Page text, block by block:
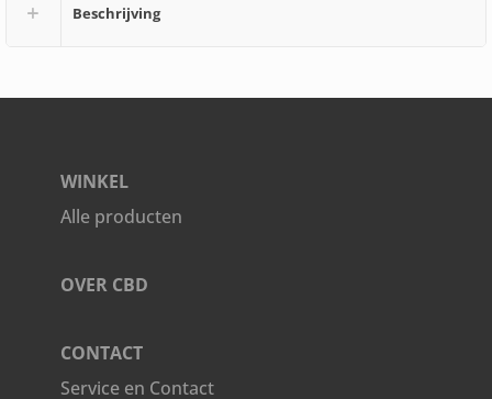
Huidgel
+
Beschrijving
WINKEL
Alle producten
OVER CBD
CONTACT
Service en Contact